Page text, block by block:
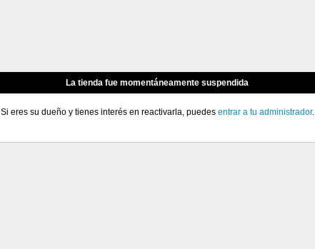
La tienda fue momentáneamente suspendida
Si eres su dueño y tienes interés en reactivarla, puedes entrar a tu administrador.